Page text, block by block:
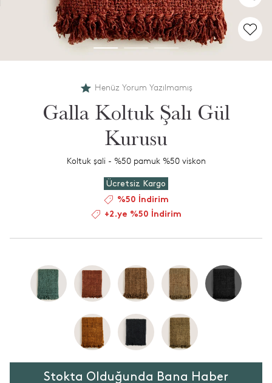
Henüz Yorum Yazılmamış
Galla Koltuk Şalı Gül
Kurusu
Koltuk şali - %50 pamuk %50 viskon
Ücretsiz Kargo
%50 İndirim
+2.ye %50 İndirim
Stokta Olduğunda Bana Haber